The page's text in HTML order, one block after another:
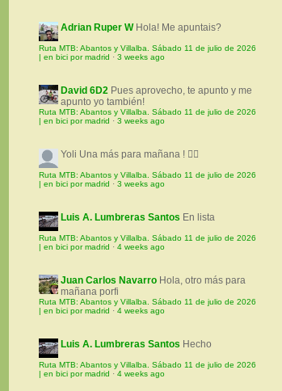
Adrian Ruper W Hola! Me apuntais?
Ruta MTB: Abantos y Villalba. Sábado 11 de julio de 2026
| en bici por madrid · 3 weeks ago
David 6D2 Pues aprovecho, te apunto y me
apunto yo también!
Ruta MTB: Abantos y Villalba. Sábado 11 de julio de 2026
| en bici por madrid · 3 weeks ago
Yoli Una más para mañana ! 🚵‍♀️
Ruta MTB: Abantos y Villalba. Sábado 11 de julio de 2026
| en bici por madrid · 3 weeks ago
Luis A. Lumbreras Santos En lista
Ruta MTB: Abantos y Villalba. Sábado 11 de julio de 2026
| en bici por madrid · 4 weeks ago
Juan Carlos Navarro Hola, otro más para
mañana porfi
Ruta MTB: Abantos y Villalba. Sábado 11 de julio de 2026
| en bici por madrid · 4 weeks ago
Luis A. Lumbreras Santos Hecho
Ruta MTB: Abantos y Villalba. Sábado 11 de julio de 2026
| en bici por madrid · 4 weeks ago